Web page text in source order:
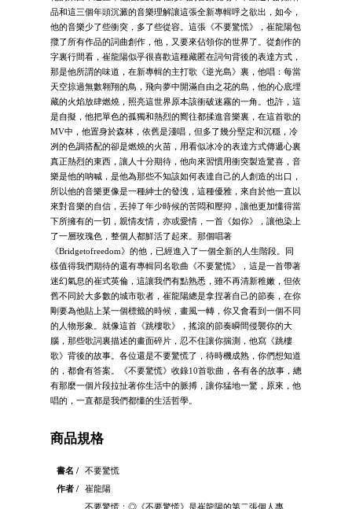
品和這三個年頭沉澱的音樂理解讓這張全新專輯呼之欲出，如今，
他的音樂少了些衝突，多了些從容。這張《不要驚慌》，崔龍陽包
攬了所有作品的詞曲創作，他，又要來佔領你的世界了。從創作的
字裏行間看，崔龍陽似乎很喜歡這種藏匿在詞句背後的表達方式，
那是他所謂的味道，在新專輯的主打歌《逆光島》裏，他唱：每當
天空掠過無數翱翔的鳥，飛向夢中開滿自由之花的島，他的心底埋
藏的火焰放肆燃燒，照亮這世界原本該衝破迷霧的一角。也許，這
是自擬，他把單色的孤獨和熱烈的嚮往都揉進音樂裏，在這首歌的
MV中，他置身於森林，依舊是淺唱，但多了幾分堅定和沉穩，冷
冽的色調搭配的卻是燃燒的火苗，用看似冰冷的表達方式傳遞心裏
真正熱烈的東西，讓人十分期待，他向來習慣用衝突製造驚喜，音
樂是他的呐喊，是他為那些不知該如何表達自己的人創造的出口，
所以他的音樂更像是一種紳士的發洩，這種優雅，來自於他一直以
來對音樂的自信，丟掉了年少時候的苦悶和壓抑，讓他更加懂得當
下所擁有的一切，親情友情，亦或愛情，一首《如你》，讓他染上
了一層玫瑰色，整個人都鮮活了起來。那個唱著
《Bridgetofreedom》的他，已經進入了一個全新的人生階段。同
樣值得我們期待的還有專輯同名歌曲《不要驚慌》，這是一首帶著
迷幻氣息的崔式英倫，這讓我們有點熟悉，雖不再清新稚嫩，但依
舊不同於大多數的城市歌者，崔龍陽總是拿捏著自己的節奏，在你
剛要為他貼上某一個標籤的時候，畫風一轉，你又會看到一個不同
的人物形象。就像這首《跳樓歌》，搖滾的節奏瞬間侵襲你的大
腦，那些歌詞裏描述的畫面碎片，忍不住讓你揣測，他寫《跳樓
歌》背後的故事。各位還是不要驚慌了，待時機成熟，你們想知道
的，都會有答案。《不要驚慌》收錄10首歌曲，各有各的故事，總
有那麼一個片段拉扯著你生活中的脈搏，讓你猛地一驚，原來，他
唱的，一直都是我們都懂的生活哲學。
商品規格
書名 /
不要驚慌
作者 /
崔龍陽
不要驚慌：◎《不要驚慌》是崔龍陽的第二張個人專